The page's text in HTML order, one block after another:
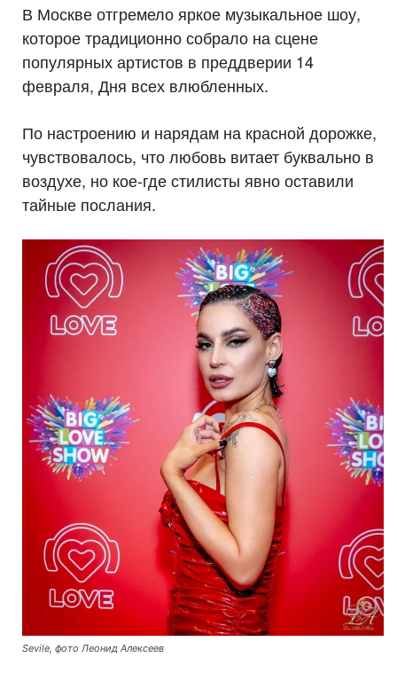
В Москве отгремело яркое музыкальное шоу,
которое традиционно собрало на сцене
популярных артистов в преддверии 14
февраля, Дня всех влюбленных.
По настроению и нарядам на красной дорожке,
чувствовалось, что любовь витает буквально в
воздухе, но кое-где стилисты явно оставили
тайные послания.
Sevile, фото Леонид Алексеев